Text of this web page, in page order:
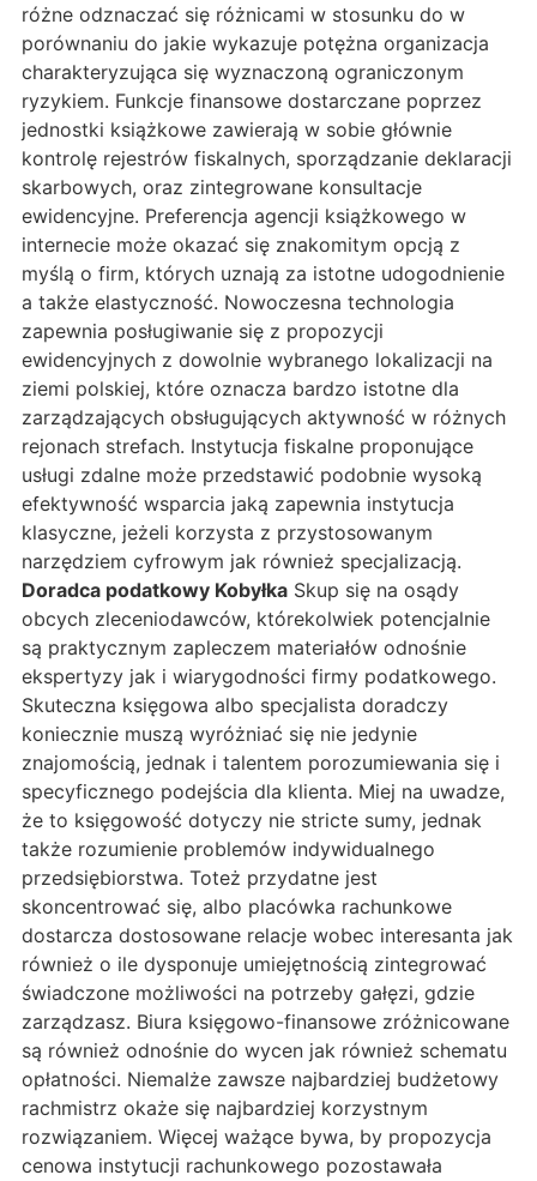
różne odznaczać się różnicami w stosunku do w
porównaniu do jakie wykazuje potężna organizacja
charakteryzująca się wyznaczoną ograniczonym
ryzykiem. Funkcje finansowe dostarczane poprzez
jednostki książkowe zawierają w sobie głównie
kontrolę rejestrów fiskalnych, sporządzanie deklaracji
skarbowych, oraz zintegrowane konsultacje
ewidencyjne. Preferencja agencji książkowego w
internecie może okazać się znakomitym opcją z
myślą o firm, których uznają za istotne udogodnienie
a także elastyczność. Nowoczesna technologia
zapewnia posługiwanie się z propozycji
ewidencyjnych z dowolnie wybranego lokalizacji na
ziemi polskiej, które oznacza bardzo istotne dla
zarządzających obsługujących aktywność w różnych
rejonach strefach. Instytucja fiskalne proponujące
usługi zdalne może przedstawić podobnie wysoką
efektywność wsparcia jaką zapewnia instytucja
klasyczne, jeżeli korzysta z przystosowanym
narzędziem cyfrowym jak również specjalizacją.
Doradca podatkowy Kobyłka Skup się na osądy
obcych zleceniodawców, którekolwiek potencjalnie
są praktycznym zapleczem materiałów odnośnie
ekspertyzy jak i wiarygodności firmy podatkowego.
Skuteczna księgowa albo specjalista doradczy
koniecznie muszą wyróżniać się nie jedynie
znajomością, jednak i talentem porozumiewania się i
specyficznego podejścia dla klienta. Miej na uwadze,
że to księgowość dotyczy nie stricte sumy, jednak
także rozumienie problemów indywidualnego
przedsiębiorstwa. Toteż przydatne jest
skoncentrować się, albo placówka rachunkowe
dostarcza dostosowane relacje wobec interesanta jak
również o ile dysponuje umiejętnością zintegrować
świadczone możliwości na potrzeby gałęzi, gdzie
zarządzasz. Biura księgowo-finansowe zróżnicowane
są również odnośnie do wycen jak również schematu
opłatności. Niemalże zawsze najbardziej budżetowy
rachmistrz okaże się najbardziej korzystnym
rozwiązaniem. Więcej ważące bywa, by propozycja
cenowa instytucji rachunkowego pozostawała